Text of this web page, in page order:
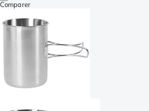
Comparer